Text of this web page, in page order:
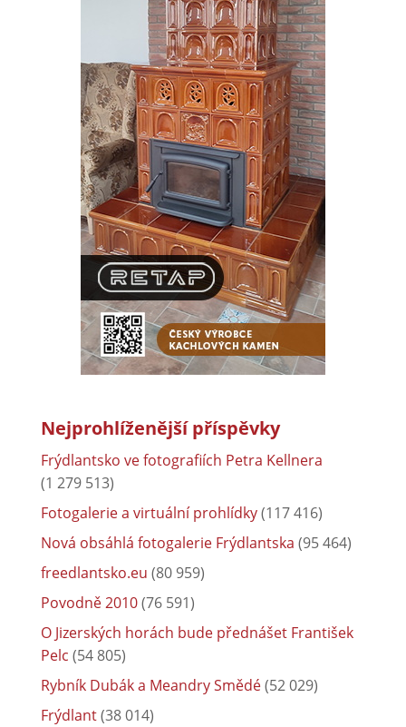
Nejprohlíženější příspěvky
Frýdlantsko ve fotografiích Petra Kellnera
(1 279 513)
Fotogalerie a virtuální prohlídky(117 416)
Nová obsáhlá fotogalerie Frýdlantska (95 464)
freedlantsko.eu (80 959)
Povodně 2010(76 591)
O Jizerských horách bude přednášet František
Pelc (54 805)
Rybník Dubák a Meandry Smědé(52 029)
Frýdlant(38 014)